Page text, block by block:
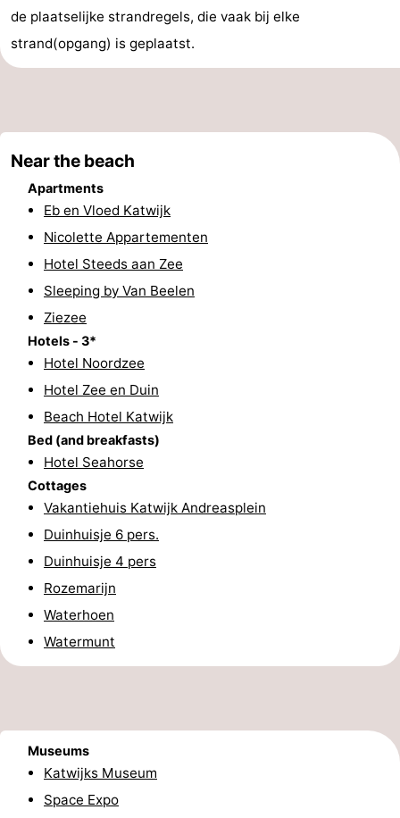
addresses
Region
Nature
Schoorlse
Duinen
-
Bergen
Zee
Bergen
Alkmaar
Egmond
aan
Noordhollands
aan
Zee
Nature
Zuid-
Kennermerland
Amsterdam
Haarlem
Zandvoort
South
Holland
Leiden
Bollenstreek
Nature
Hollands
-
Noordwijk
Scheveningen
de plaatselijke strandregels, die vaak bij elke
strand(opgang) is geplaatst.
Near the beach
Apartments
Eb en Vloed Katwijk
Nicolette Appartementen
Hotel Steeds aan Zee
Sleeping by Van Beelen
Ziezee
Hotels - 3*
Hotel Noordzee
Hotel Zee en Duin
Beach Hotel Katwijk
Bed (and breakfasts)
Hotel Seahorse
Cottages
Vakantiehuis Katwijk Andreasplein
Duinhuisje 6 pers.
Duinhuisje 4 pers
Rozemarijn
Waterhoen
Watermunt
Museums
Katwijks Museum
Space Expo